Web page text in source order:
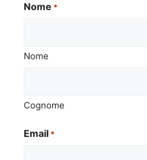
Nome *
Nome
Cognome
Email *